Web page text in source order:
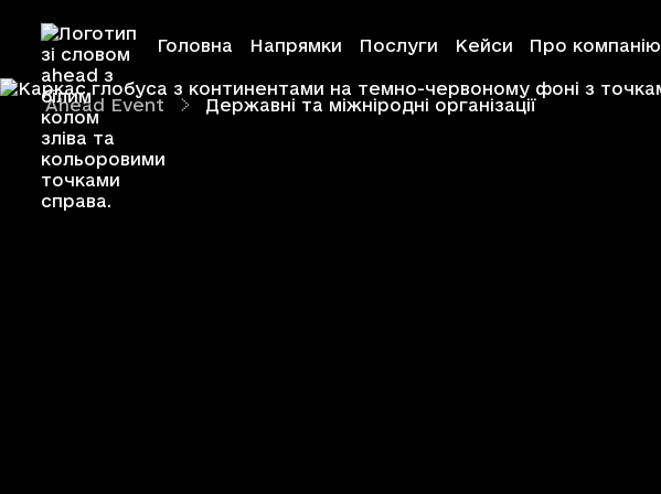
Головна Напрямки Послуги Кейси Про компанію
Ahead Event Державні та міжніродні організації